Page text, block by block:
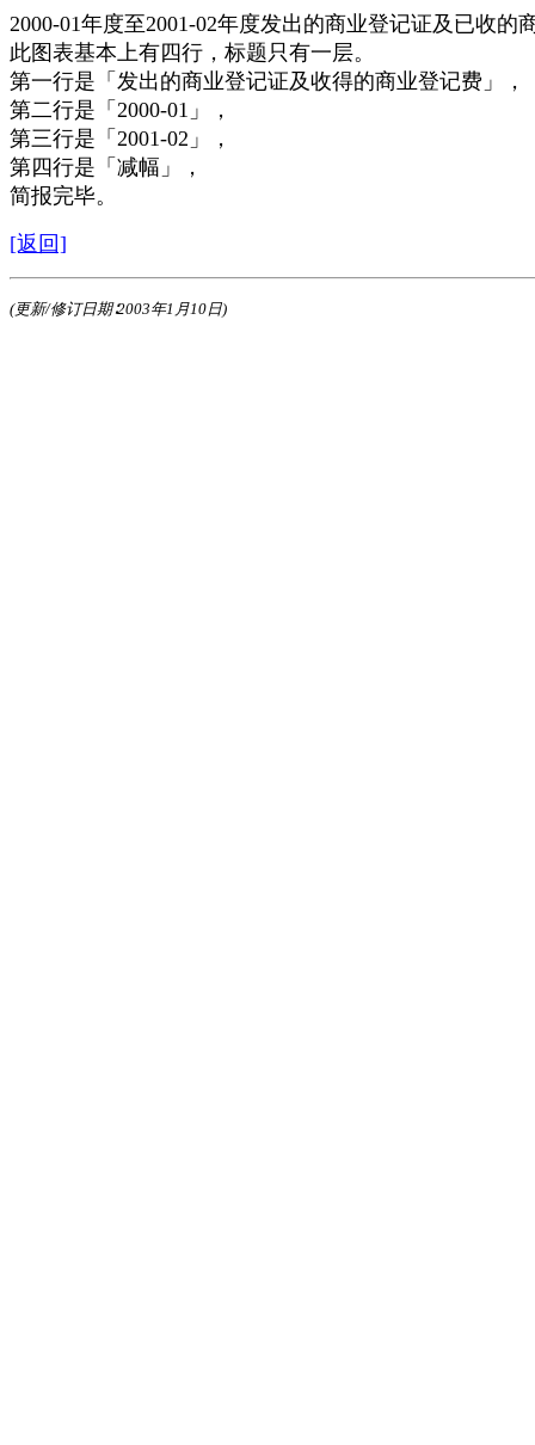
2000-01年度至2001-02年度发出的商业登记证及已收的
此图表基本上有四行，标题只有一层。
第一行是「发出的商业登记证及收得的商业登记费」，
第二行是「2000-01」，
第三行是「2001-02」，
第四行是「减幅」，
简报完毕。
[返回]
(更新/修订日期∶2003年1月10日)